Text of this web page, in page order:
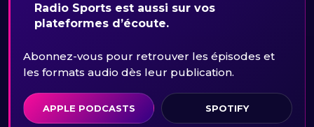
Radio Sports est aussi sur vos
plateformes d’écoute.
Abonnez-vous pour retrouver les épisodes et
les formats audio dès leur publication.
APPLE PODCASTS SPOTIFY